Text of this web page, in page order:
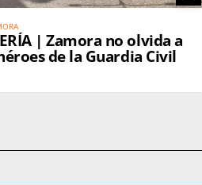
| Zamora no olvida a
de la Guardia Civil